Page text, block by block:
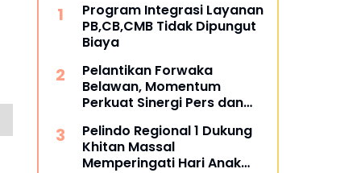
Program Integrasi Layanan
PB,CB,CMB Tidak Dipungut
Biaya
Pelantikan Forwaka
Belawan, Momentum
Perkuat Sinergi Pers dan
Pelindo Regional 1 Dukung
Khitan Massal
Memperingati Hari Anak